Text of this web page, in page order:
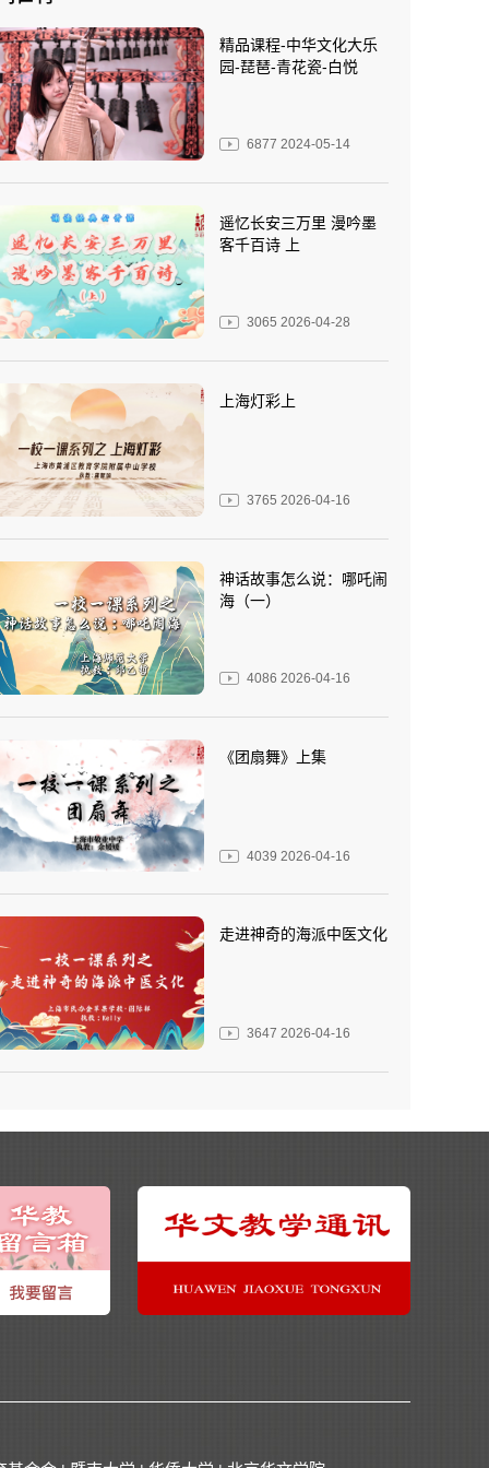
精品课程-中华文化大乐
园-琵琶-青花瓷-白悦
6877 2024-05-14
遥忆长安三万里 漫吟墨
客千百诗 上
3065 2026-04-28
上海灯彩上
3765 2026-04-16
神话故事怎么说：哪吒闹
海（一）
4086 2026-04-16
《团扇舞》上集
4039 2026-04-16
走进神奇的海派中医文化
3647 2026-04-16